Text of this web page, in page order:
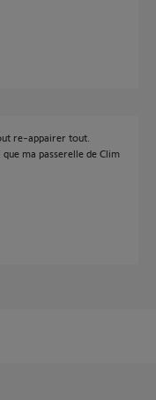
re-appairer tout.
ma passerelle de Clim